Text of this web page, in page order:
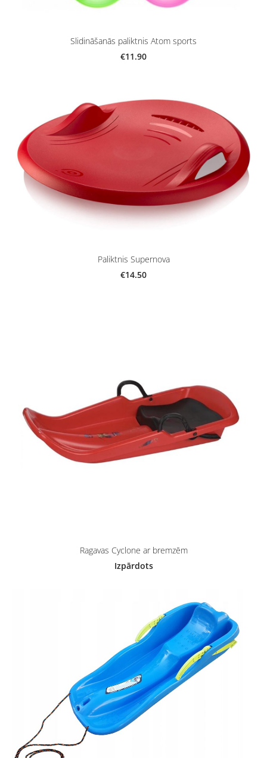
Slidināšanās paliktnis Atom sports
€11.90
Paliktnis Supernova
€14.50
Ragavas Cyclone ar bremzēm
Izpārdots